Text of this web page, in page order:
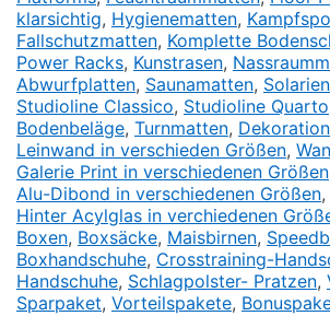
klarsichtig, Hygienematten,
Fallschutzmatten, Komplette
Power Racks, Kunstrasen,
Abwurfplatten, Saunamatten,
Studioline Classico, Studioline Quarto
Bodenbeläge, Turnmatten, Dekoration
Leinwand in verschieden Größen,
Galerie Print in verschiedenen Größen
Alu-Dibond in verschiedenen Größen,
Hinter Acylglas in verchiedenen
Boxen, Boxsäcke, Maisbirnen,
Boxhandschuhe, Crosstraining-
Handschuhe, Schlagpolster- Pratzen,
Sparpaket, Vorteilspakete,